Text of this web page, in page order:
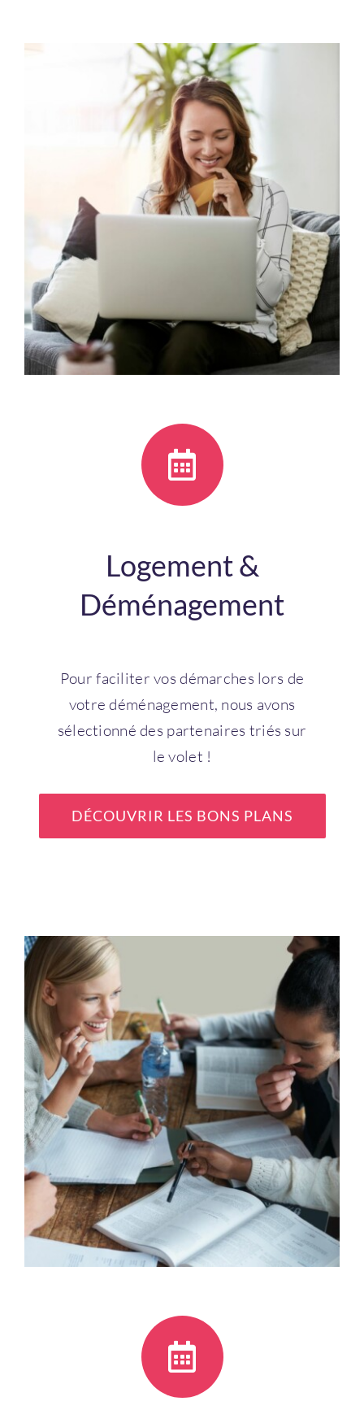
Logement &
Déménagement
Pour faciliter vos démarches lors de
votre déménagement, nous avons
sélectionné des partenaires triés sur
le volet !
DÉCOUVRIR LES BONS PLANS
Email*
Mot de passe*
Mot de passe oublié ?
Se connecter
Vous n'avez pas de compte ?
en un maintenant !